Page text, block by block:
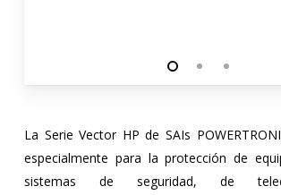
La Serie Vector HP de SAIs
especialmente para la protección de
sistemas de seguridad, de